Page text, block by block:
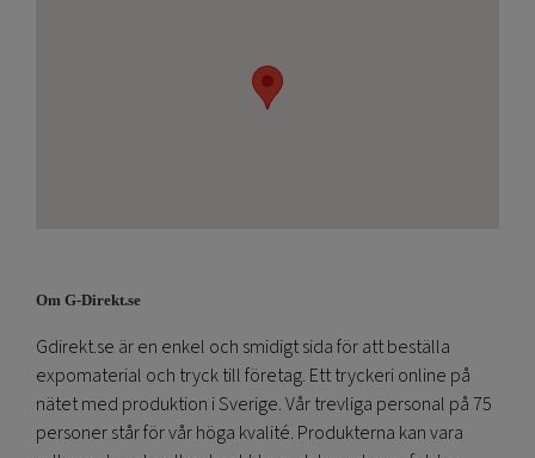
Om G-Direkt.se
Gdirekt.se är en enkel och smidigt sida för att beställa
expomaterial och tryck till företag. Ett tryckeri online på
nätet med produktion i Sverige. Vår trevliga personal på 75
personer står för vår höga kvalité. Produkterna kan vara